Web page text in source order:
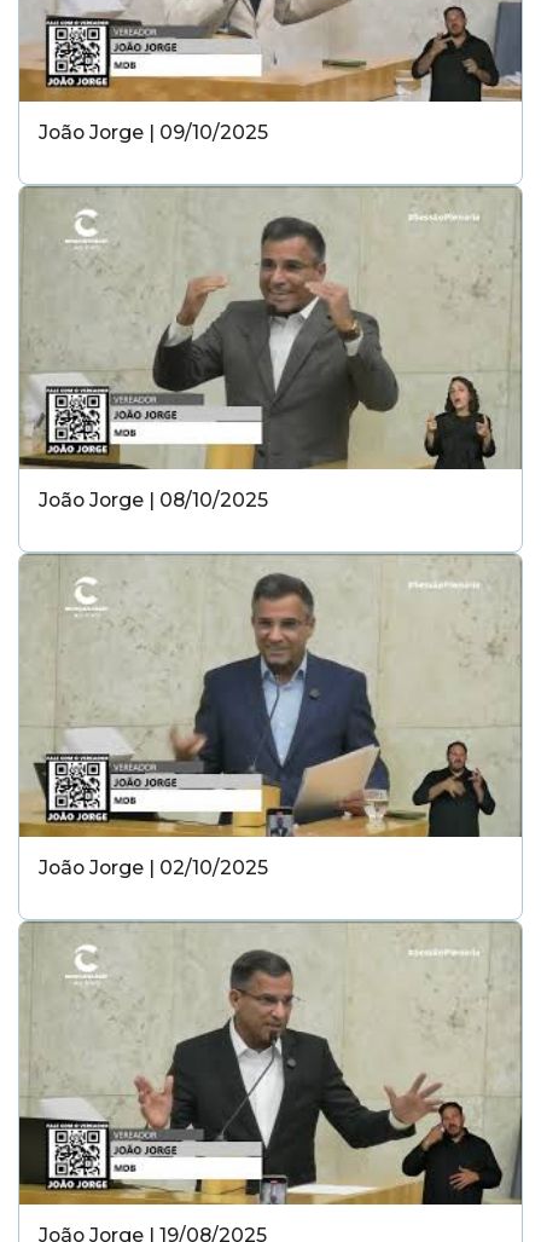
João Jorge | 09/10/2025
João Jorge | 08/10/2025
João Jorge | 02/10/2025
João Jorge | 19/08/2025